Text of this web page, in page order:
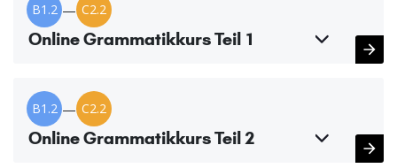
B1.2 — C2.2
Online Grammatikkurs Teil 1
B1.2 — C2.2
Online Grammatikkurs Teil 2